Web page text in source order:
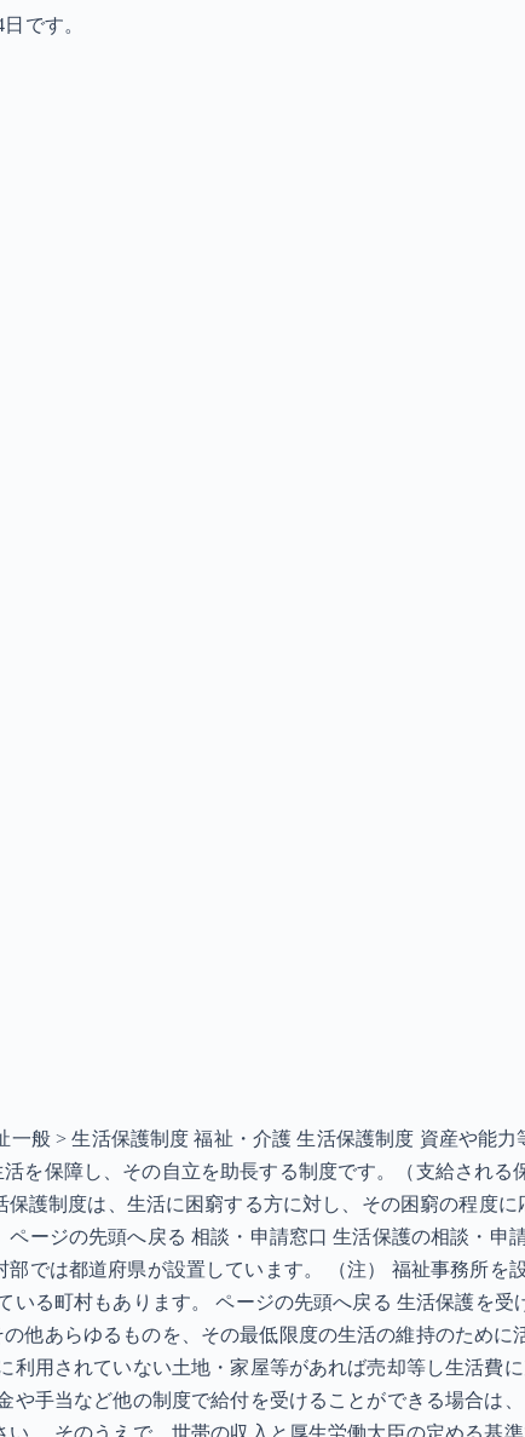
です。
般 > 生活保護制度 福祉・介護 生活保護制度 資産や能
を保障し、その自立を助長する制度です。（支給される
護制度は、生活に困窮する方に対し、その困窮の程度
ージの先頭へ戻る 相談・申請窓口 生活保護の相談・申
では都道府県が設置しています。 （注） 福祉事務所を
る町村もあります。 ページの先頭へ戻る 生活保護を
他あらゆるものを、その最低限度の生活の維持のため
用されていない土地・家屋等があれば売却等し生活費
手当など他の制度で給付を受けることができる場合は